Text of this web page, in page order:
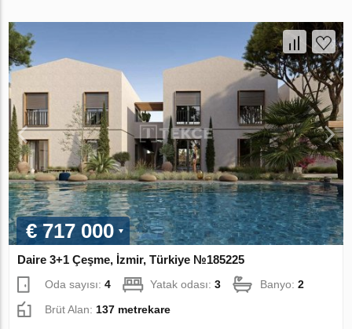
€ 717 000
Daire 3+1 Çeşme, İzmir, Türkiye №185225
Oda sayısı:4 Yatak odası:3 Banyo:2
Brüt Alan: 137 metrekare